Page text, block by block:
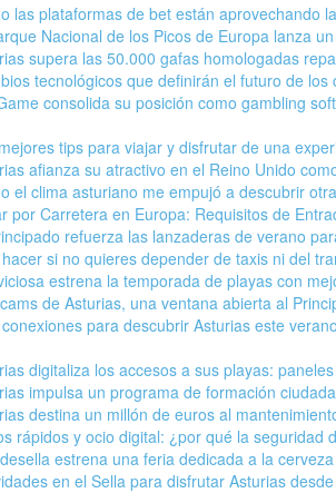
las plataformas de bet están aprovechando
Nacional de los Picos de Europa lanza
supera las 50.000 gafas homologadas
tecnológicos que definirán el futuro de los
consolida su posición como gambling
tips para viajar y disfrutar de una
afianza su atractivo en el Reino Unido
el clima asturiano me empujó a descubrir
por Carretera en Europa: Requisitos de
refuerza las lanzaderas de verano
si no quieres depender de taxis ni del
estrena la temporada de playas con
de Asturias, una ventana abierta al
para descubrir Asturias este
digitaliza los accesos a sus playas:
impulsa un programa de formación
destina un millón de euros al
rápidos y ocio digital: ¿por qué la seguridad
estrena una feria dedicada a la
en el Sella para disfrutar Asturias